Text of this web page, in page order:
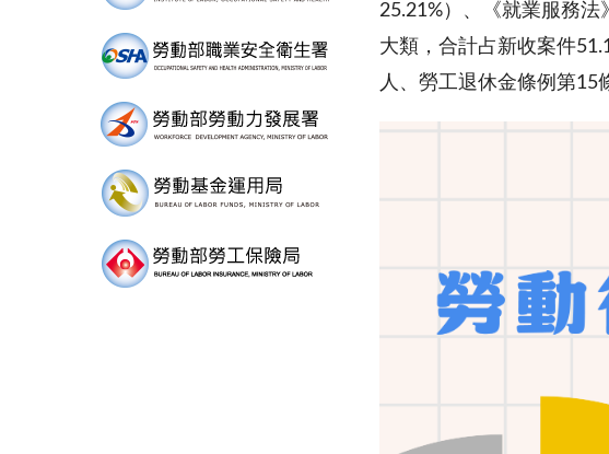
25.21%）、《就業服務
大類，合計占新收案件
人、勞工退休金條例第15